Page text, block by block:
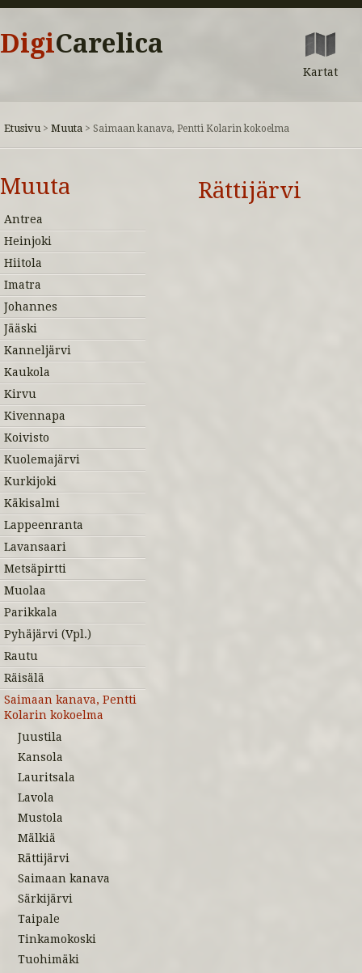
DigiCarelica
Kartat
Etusivu > Muuta > Saimaan kanava, Pentti Kolarin kokoelma
Muuta
Antrea
Heinjoki
Hiitola
Imatra
Johannes
Jääski
Kanneljärvi
Kaukola
Kirvu
Kivennapa
Koivisto
Kuolemajärvi
Kurkijoki
Käkisalmi
Lappeenranta
Lavansaari
Metsäpirtti
Muolaa
Parikkala
Pyhäjärvi (Vpl.)
Rautu
Räisälä
Saimaan kanava, Pentti
Kolarin kokoelma
Juustila
Kansola
Lauritsala
Lavola
Mustola
Mälkiä
Rättijärvi
Saimaan kanava
Särkijärvi
Taipale
Tinkamokoski
Tuohimäki
Rättijärvi